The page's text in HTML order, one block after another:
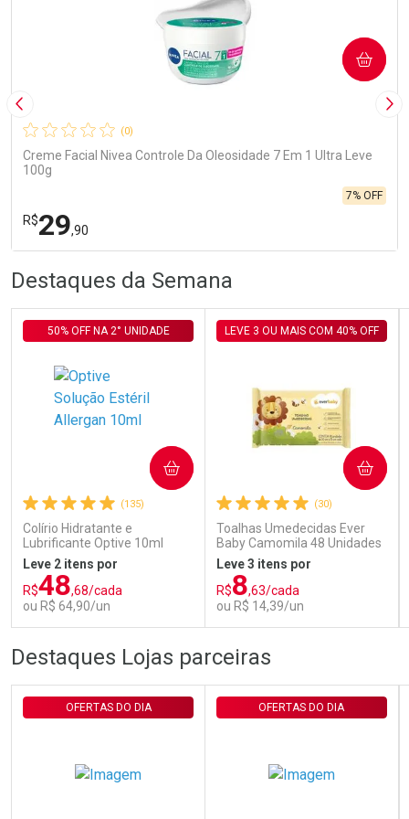
Imagem Anterior
(0)
Creme Facial Nivea Controle Da Oleosidade 7 Em 1 Ultra Leve
100g
R$29,90
7% OFF
COMPRAR
Laboratório
Comprar sem Desconto
Por R$ 29,90/cada
Por Menos
Comprar sem Desconto
Por R$ 29,90/cada
Destaques da Semana
(135)
Colírio Hidratante e
Lubrificante Optive 10ml
50% OFF NA 2° UNIDADE
Leve 2 itens por
R$48,68/cada
ou R$ 64,90/un
COMPRAR
FECHAR
Laboratório
FECHAR
Por Menos
(30)
Toalhas Umedecidas Ever
Baby Camomila 48 Unidades
LEVE 3 OU MAIS COM 40% OFF
Leve 3 itens por
R$8,63/cada
ou R$ 14,39/un
COMPRAR
Por Menos
Destaques Lojas parceiras
OFERTAS DO DIA OFERTAS DO DIA